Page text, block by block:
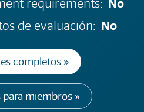
requirements: No
de evaluación: No
completos »
para miembros »